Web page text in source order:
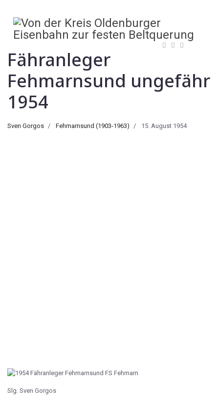
Fähranleger
Fehmarnsund ungefähr
1954
Sven Gorgos Fehmarnsund (1903-1963) 15. August 1954
Slg. Sven Gorgos